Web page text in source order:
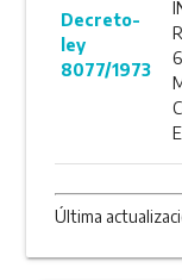
Decreto-
ley
8077/1973
Última